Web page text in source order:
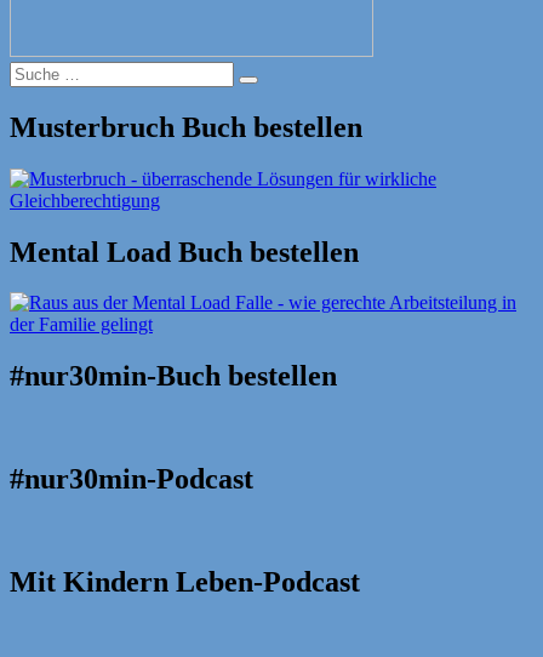
Suche
nach:
Suche
Musterbruch Buch bestellen
Mental Load Buch bestellen
#nur30min-Buch bestellen
#nur30min-Podcast
Mit Kindern Leben-Podcast